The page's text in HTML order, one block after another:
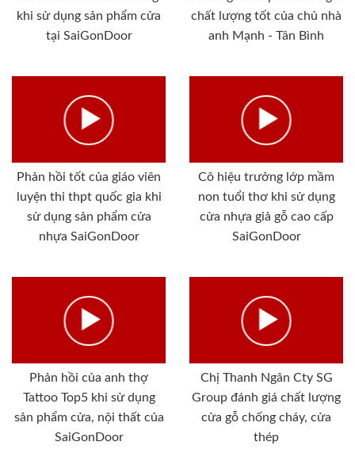
khi sử dụng sản phẩm cửa
tại SaiGonDoor
chất lượng tốt của chủ nhà
anh Mạnh - Tân Bình
Phản hồi tốt của giáo viên
luyện thi thpt quốc gia khi
sử dụng sản phẩm cửa
nhựa SaiGonDoor
Cô hiệu trưởng lớp mầm
non tuổi thơ khi sử dụng
cửa nhựa giả gỗ cao cấp
SaiGonDoor
Phản hồi của anh thợ
Tattoo Top5 khi sử dụng
sản phẩm cửa, nội thất của
SaiGonDoor
Chị Thanh Ngân Cty SG
Group đánh giá chất lượng
cửa gỗ chống cháy, cửa
thép